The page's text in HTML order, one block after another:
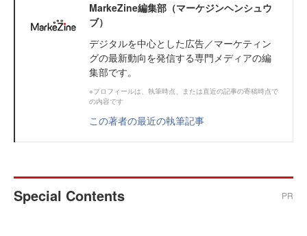
MarkeZine編集部（マーケジンヘンシュウ
ブ）
デジタルを中心とした広告／マーケティン
グの最新動向を発信する専門メディアの編
集部です。
※プロフィールは、執筆時点、または直近の記事の寄稿時点で
の内容です
この著者の最近の執筆記事
Special Contents PR